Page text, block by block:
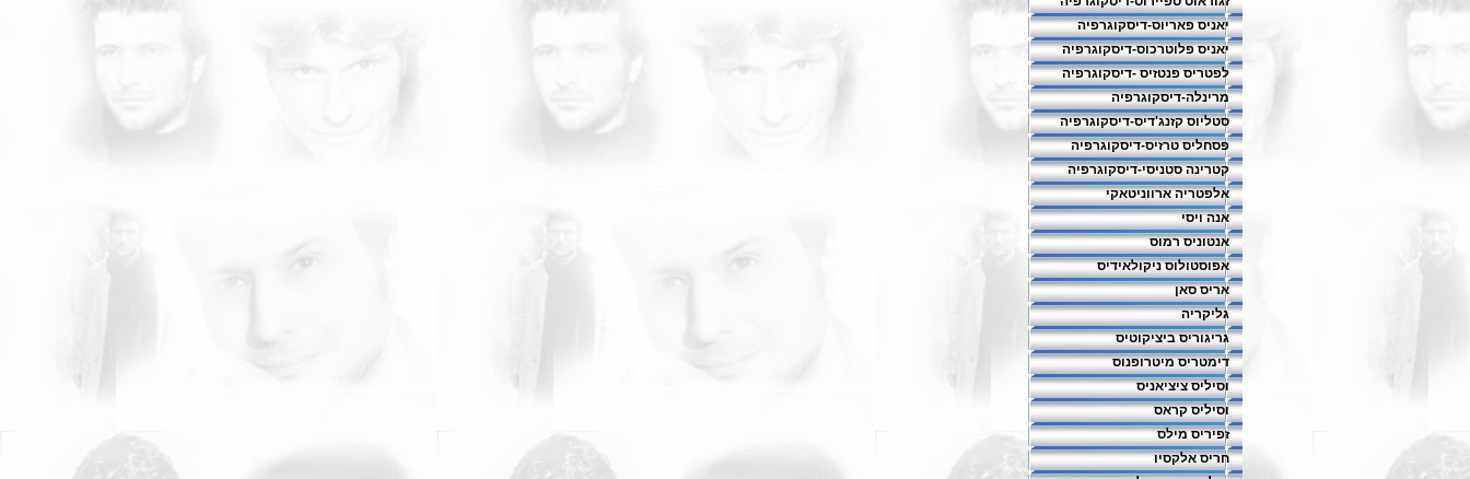
יאניס פאריוס-דיסקוגרפיה
יאניס פלוטרכוס-דיסקוגרפיה
לפטריס פנטזיס -דיסקוגרפיה
מרינלה-דיסקוגרפיה
סטליוס קזנג'דיס-דיסקוגרפיה
פסחליס טרזיס-דיסקוגרפיה
קטרינה סטניסי-דיסקוגרפיה
אלפטריה ארווניטאקי
אנה ויסי
אנטוניס רמוס
אפוסטולוס ניקולאידיס
אריס סאן
גליקריה
גריגוריס ביציקוטיס
דימטריס מיטרופנוס
וסיליס ציציאניס
וסיליס קראס
זפיריס מילס
חריס אלקסיו